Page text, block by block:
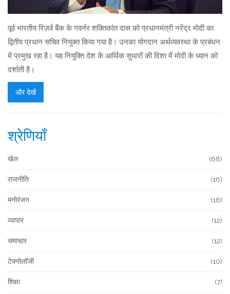
पूर्व भारतीय रिज़र्व बैंक के गवर्नर शक्तिकांत दास को प्रधानमंत्री नरेंद्र मोदी का
द्वितीय प्रधान सचिव नियुक्त किया गया है। उनका योगदान अर्थव्यवस्था के प्रबंधन
में प्रमुख रहा है। यह नियुक्ति देश के आर्थिक सुधारों की दिशा में मोदी के ध्यान को
दर्शाती है।
और देखें
श्रेणियाँ
खेल (68)
राजनीति (16)
मनोरंजन (16)
व्यापार (12)
समाचार (12)
टेक्नोलॉजी (10)
शिक्षा (7)